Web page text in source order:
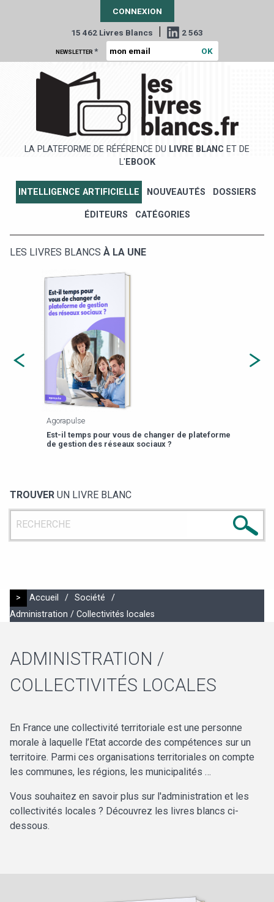
CONNEXION
15 462 Livres Blancs | 2 563
NEWSLETTER *
LA PLATEFORME DE RÉFÉRENCE DU LIVRE BLANC ET DE
L' EBOOK
INTELLIGENCE ARTIFICIELLE NOUVEAUTÉS DOSSIERS
ÉDITEURS CATÉGORIES
LES LIVRES BLANCS À LA UNE
de plateforme
Payfit
13 prompts RH pour gagner 3h/semaine
TROUVER UN LIVRE BLANC
> Accueil / Société
/
Administration / Collectivités locales
ADMINISTRATION /
COLLECTIVITÉS LOCALES
En France une collectivité territoriale est une personne
morale à laquelle l’Etat accorde des compétences sur un
territoire. Parmi ces organisations territoriales on compte
les communes, les régions, les municipalités …
Vous souhaitez en savoir plus sur l'administration et les
collectivités locales ? Découvrez les livres blancs ci-
dessous.